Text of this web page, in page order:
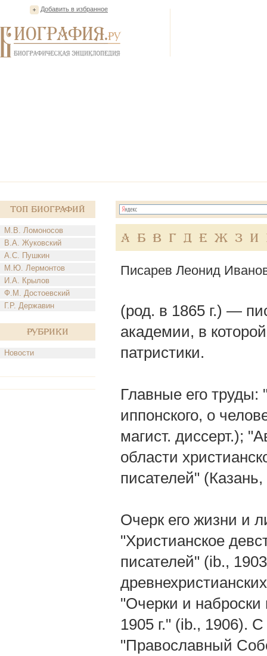
Добавить в избранное
Топ Биографий
М.В. Ломоносов
В.А. Жуковский
А.С. Пушкин
М.Ю. Лермонтов
И.А. Крылов
Ф.М. Достоевский
Г.Р. Державин
Рубрики
Новости
А Б В Г Д Е Ж З И
Писарев Леонид
(род. в 1865 г.) —
академии, в
патристики.
Главные его труды:
иппонского, о
магист. диссерт.);
области
писателей"
Очерк его жизни и
"Христианское
писателей" (ib.,
"Очерки и
1905 г." (ib., 1906).
"Православный